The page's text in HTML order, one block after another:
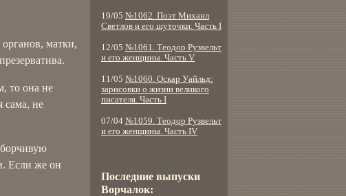
матки,
то она не
сама, не
Если же он
19/05 №1062. Поэт Михаил
Светлов и его шуточки. Часть I
12/05 №1061. Теодор Рузвельт
и его женщины. Часть V
11/05 №1060. Оскар Уайльд:
зарисовки о жизни великого
писателя. Часть I
07/04 №1059. Теодор Рузвельт
и его женщины. Часть IV
Последние выпуски
Ворчалок: